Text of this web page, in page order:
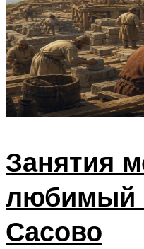
Занятия
любимый
Сасово